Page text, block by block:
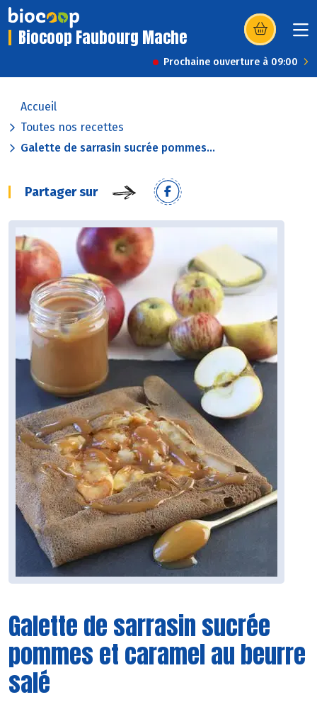
Biocoop Faubourg Mache (s’ouvre dans
Prochaine ouverture à 09:00
Accueil
Toutes nos recettes
Galette de sarrasin sucrée pommes...
Partager sur
Galette de sarrasin sucrée
pommes et caramel au beurre
salé